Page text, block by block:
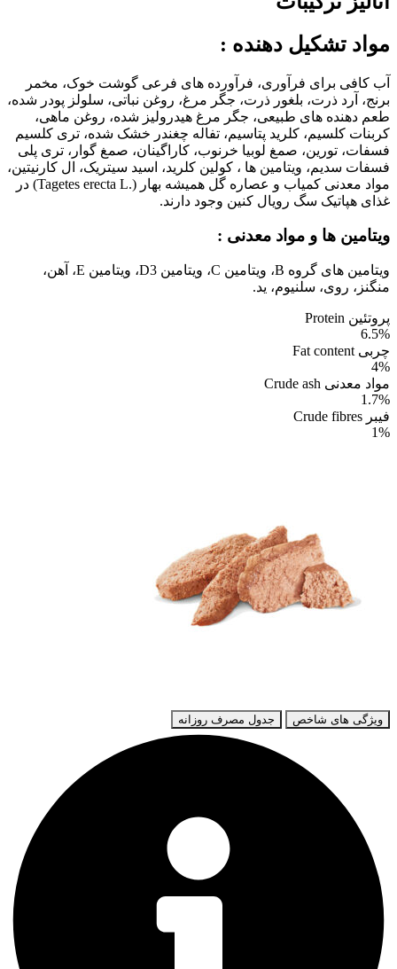
مواد تشکیل دهنده :
آب کافی برای فرآوری، فرآورده های فرعی گوشت خوک، مخمر
برنج، آرد ذرت، بلغور ذرت، جگر مرغ، روغن نباتی، سلولز پودر شده،
طعم دهنده های طبیعی، جگر مرغ هیدرولیز شده، روغن ماهی،
کربنات کلسیم، کلرید پتاسیم، تفاله چغندر خشک شده، تری کلسیم
فسفات، تورین، صمغ لوبیا خرنوب، کاراگینان، صمغ گوار، تری پلی
فسفات سدیم، ویتامین ها ، کولین کلرید، اسید سیتریک، ال کارنیتین،
مواد معدنی کمیاب و عصاره گل همیشه بهار (.Tagetes erecta L) در
غذای هپاتیک سگ رویال کنین وجود دارند.
ویتامین ها و مواد معدنی :
ویتامین های گروه B، ویتامین C، ویتامین D3، ویتامین E، آهن،
منگنز، روی، سلنیوم، ید.
پروتئین Protein
6.5%
چربی Fat content
4%
مواد معدنی Crude ash
1.7%
فیبر Crude fibres
1%
ویژگی های شاخص جدول مصرف روزانه